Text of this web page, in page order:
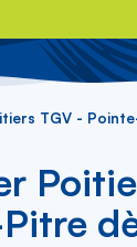
TGV -